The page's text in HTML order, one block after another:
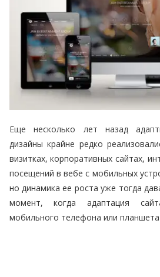
Еще несколько лет назад
дизайны крайне редко
визитках, корпоративных сайтах,
посещений в вебе с мобильных
но динамика ее роста уже тогда
момент, когда адаптация
мобильного телефона или